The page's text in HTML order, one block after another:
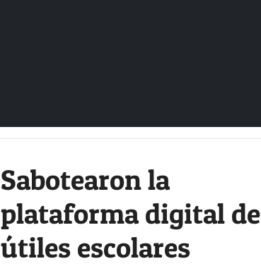
Sabotearon la
plataforma digital de
útiles escolares